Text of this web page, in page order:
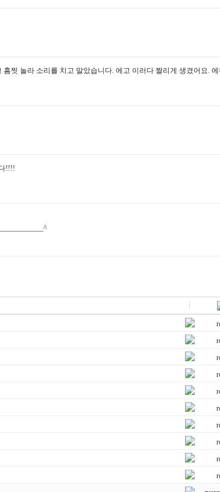
찟 놀라 소리를 치고 말았습니다. 에고 이러다 짤리게 생겼어요. 에
!!!!